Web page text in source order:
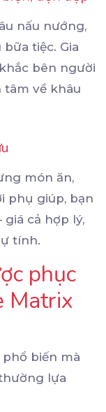
nấu nướng,
tiệc. Gia
bên người
tâm về khâu
món ăn,
phụ giúp, bạn
cả hợp lý,
tính.
phục
Matrix
biến mà
lựa